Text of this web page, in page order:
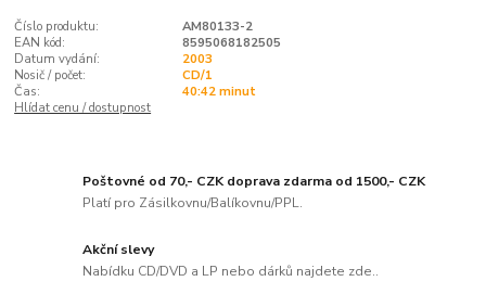
Číslo produktu:
AM80133-2
EAN kód:
8595068182505
Datum vydání:
2003
Nosič / počet:
CD/1
Čas:
40:42 minut
Hlídat cenu / dostupnost
Poštovné od 70,- CZK doprava zdarma od 1500,- CZK
Platí pro Zásilkovnu/Balíkovnu/PPL.
Akční slevy
Nabídku CD/DVD a LP nebo dárků najdete zde..